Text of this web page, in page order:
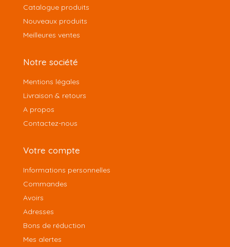
Catalogue produits
Nouveaux produits
Meilleures ventes
Notre société
Mentions légales
Livraison & retours
A propos
Contactez-nous
Votre compte
Informations personnelles
Commandes
Avoirs
Adresses
Bons de réduction
Mes alertes